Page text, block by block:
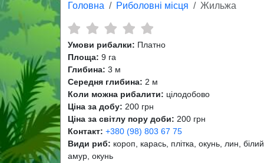
Головна Риболовні місця Жильжа
Умови рибалки: Платно
Площа: 9 га
Глибина: 3 м
Середня глибина: 2 м
Коли можна рибалити: цілодобово
Ціна за добу: 200 грн
Ціна за світлу пору доби: 200 грн
Контакт: +380 (98) 803 67 75
Види риб: короп, карась, плітка, окунь, лин, білий
амур, окунь